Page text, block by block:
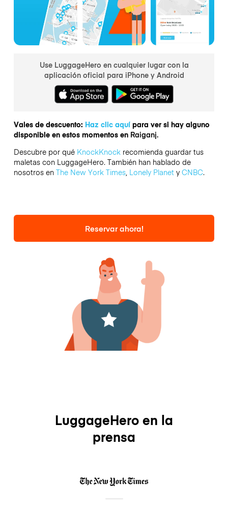
Use LuggageHero en cualquier lugar con la
aplicación oficial para iPhone y Android
Vales de descuento: Haz clic aquípara ver si hay alguno
disponible en estos momentos en Raiganj.
Descubre por qué KnockKnockrecomienda guardar tus
maletas con LuggageHero. También han hablado de
nosotros en The New York Times, Lonely Planety CNBC.
Reservar ahora!
LuggageHero en la
prensa